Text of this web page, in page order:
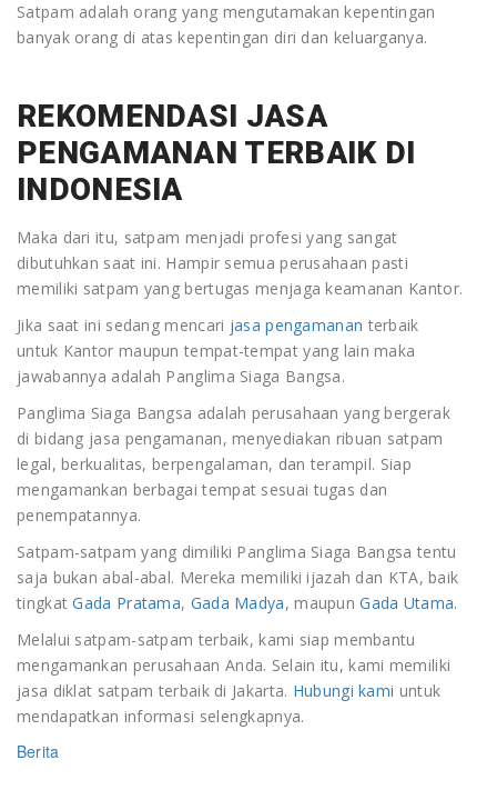
Satpam adalah orang yang mengutamakan kepentingan
banyak orang di atas kepentingan diri dan keluarganya.
REKOMENDASI JASA
PENGAMANAN TERBAIK DI
INDONESIA
Maka dari itu, satpam menjadi profesi yang sangat
dibutuhkan saat ini. Hampir semua perusahaan pasti
memiliki satpam yang bertugas menjaga keamanan Kantor.
Jika saat ini sedang mencari jasa pengamanan terbaik
untuk Kantor maupun tempat-tempat yang lain maka
jawabannya adalah Panglima Siaga Bangsa.
Panglima Siaga Bangsa adalah perusahaan yang bergerak
di bidang jasa pengamanan, menyediakan ribuan satpam
legal, berkualitas, berpengalaman, dan terampil. Siap
mengamankan berbagai tempat sesuai tugas dan
penempatannya.
Satpam-satpam yang dimiliki Panglima Siaga Bangsa tentu
saja bukan abal-abal. Mereka memiliki ijazah dan KTA, baik
tingkatGada Pratama, Gada Madya, maupunGada Utama.
Melalui satpam-satpam terbaik, kami siap membantu
mengamankan perusahaan Anda. Selain itu, kami memiliki
jasa diklat satpam terbaik di Jakarta. Hubungi kami untuk
mendapatkan informasi selengkapnya.
Berita